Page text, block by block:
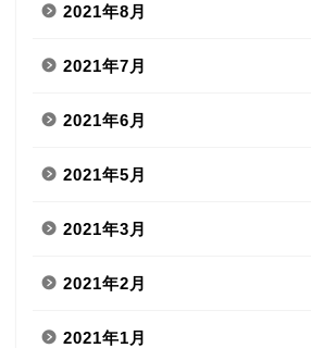
2021年8月
2021年7月
2021年6月
2021年5月
2021年3月
2021年2月
2021年1月